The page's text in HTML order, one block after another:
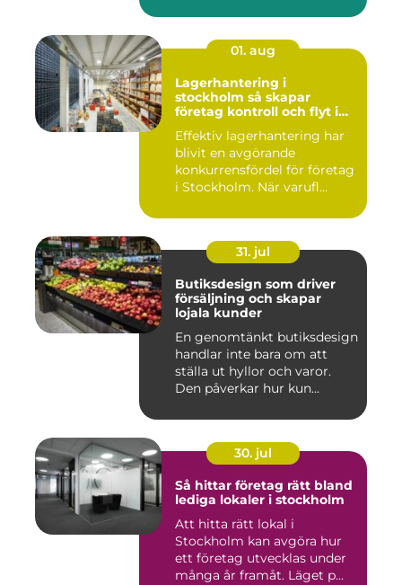
01. aug
Lagerhantering i
stockholm så skapar
företag kontroll och flyt i
Effektiv lagerhantering har
blivit en avgörande
konkurrensfördel för företag
i Stockholm. När varufl...
31. jul
Butiksdesign som driver
försäljning och skapar
lojala kunder
En genomtänkt butiksdesign
handlar inte bara om att
ställa ut hyllor och varor.
Den påverkar hur kun...
30. jul
Så hittar företag rätt bland
lediga lokaler i stockholm
Att hitta rätt lokal i
Stockholm kan avgöra hur
ett företag utvecklas under
många år framåt. Läget p...